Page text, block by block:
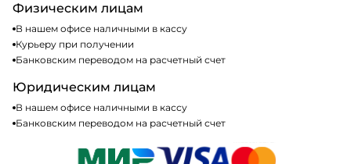
Физическим лицам
В нашем офисе наличными в кассу
Курьеру при получении
Банковским переводом на расчетный счет
Юридическим лицам
В нашем офисе наличными в кассу
Банковским переводом на расчетный счет